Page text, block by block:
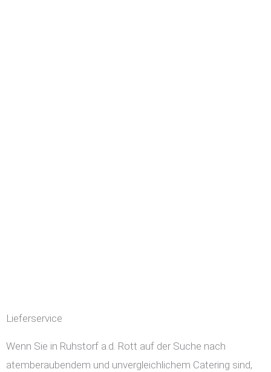
Lieferservice
Wenn Sie in Ruhstorf a.d. Rott auf der Suche nach
atemberaubendem und unvergleichlichem Catering sind,